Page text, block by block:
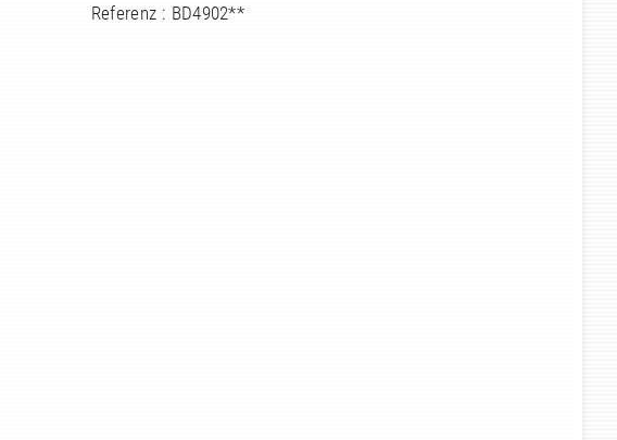
Referenz : BD4902**